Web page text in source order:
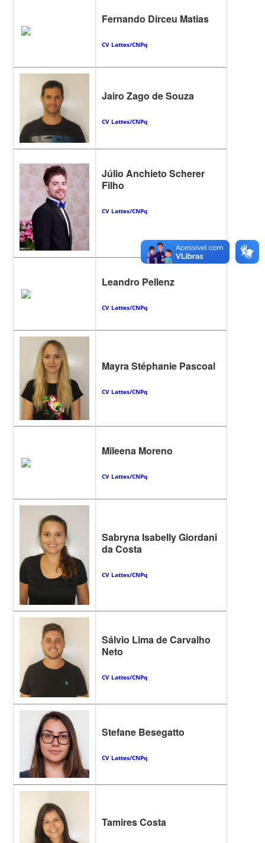
Fernando Dirceu Matias
CV Lattes/CNPq
Jairo Zago de Souza
CV Lattes/CNPq
Júlio Anchieto Scherer
Filho
CV Lattes/CNPq
Leandro Pellenz
CV Lattes/CNPq
Mayra Stéphanie Pascoal
CV Lattes/CNPq
Mileena Moreno
CV Lattes/CNPq
Sabryna Isabelly Giordani
da Costa
CV Lattes/CNPq
Sálvio Lima de Carvalho
Neto
CV Lattes/CNPq
Stefane Besegatto
CV Lattes/CNPq
Tamires Costa